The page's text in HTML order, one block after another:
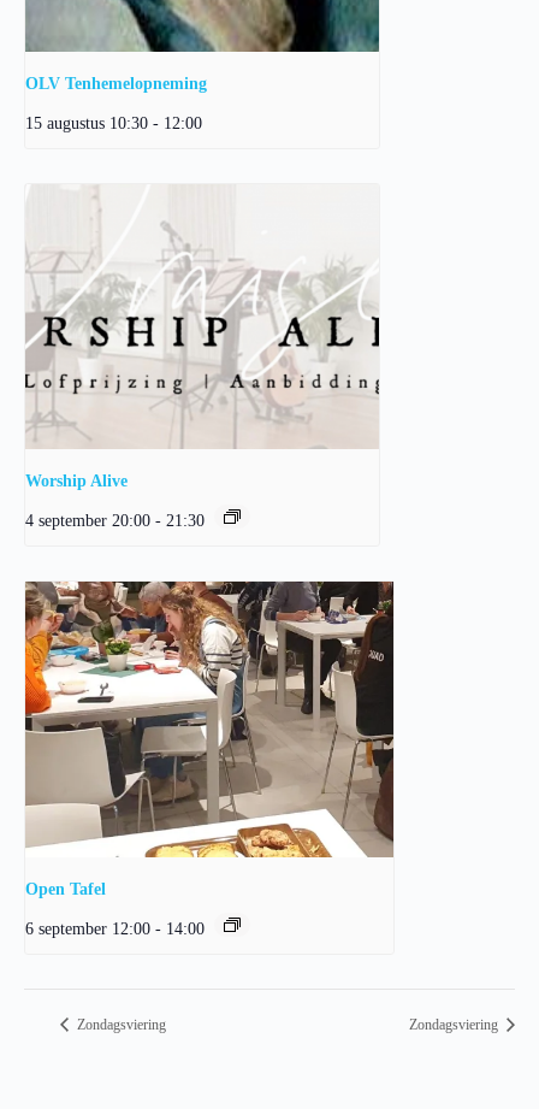
OLV Tenhemelopneming
15 augustus 10:30 - 12:00
Worship Alive
4 september 20:00 - 21:30
Open Tafel
6 september 12:00 - 14:00
Zondagsviering Zondagsviering